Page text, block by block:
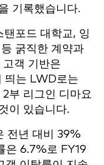
기록했습니다.
포드 대학교, 잉
굵직한 계약과
객 기반은
띄는 LWD로는
부 리그인 디마요
이 있습니다.
전년 대비 39%
은 6.7%로 FY19